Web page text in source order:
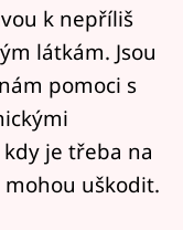
k nepříliš
látkám. Jsou
pomoci s
je třeba na
uškodit.